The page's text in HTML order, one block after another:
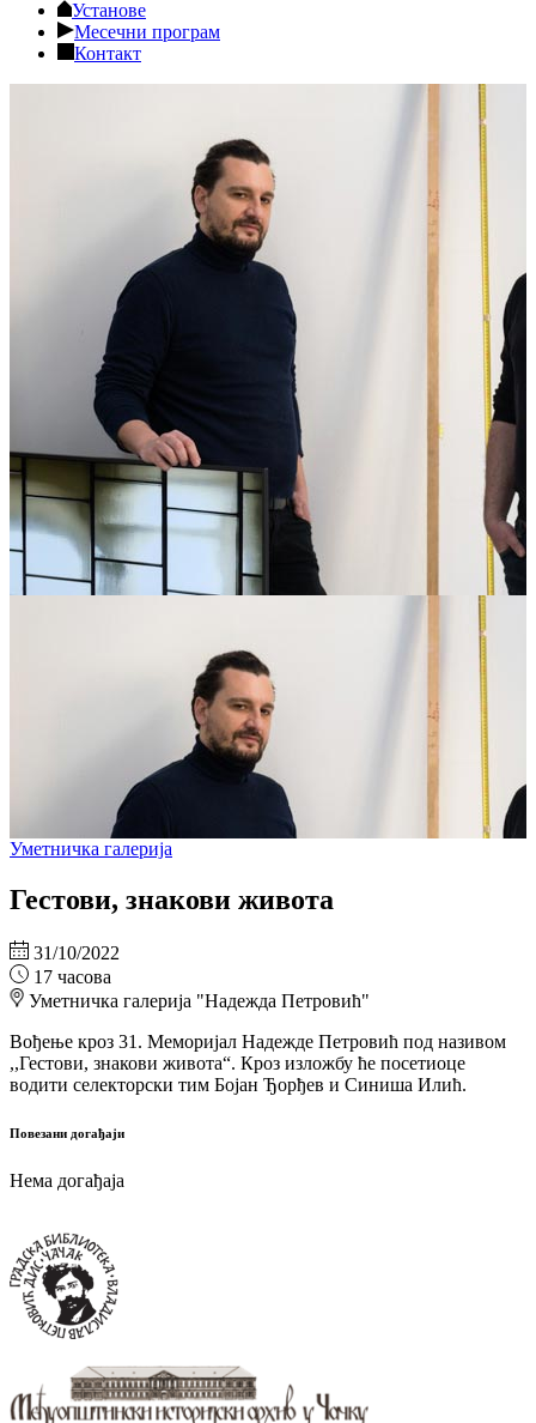
Установе
Месечни програм
Контакт
Уметничка галерија
Гестови, знакови живота
31/10/2022
17 часова
Уметничка галерија "Надежда Петровић"
Вођење кроз 31. Меморијал Надежде Петровић под називом
,,Гестови, знакови живота“. Кроз изложбу ће посетиоце
водити селекторски тим Бојан Ђорђев и Синиша Илић.
Повезани догађаји
Нема догађаја